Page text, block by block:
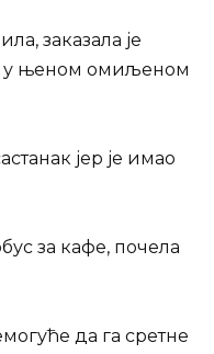
заказала је
у њеном омиљеном
јер је имао
за кафе, почела
да га сретне